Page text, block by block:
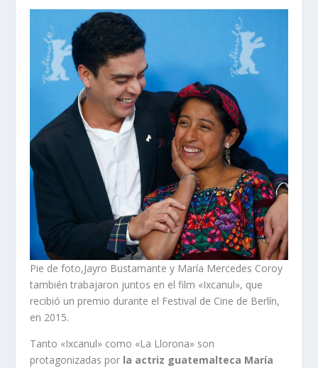
Pie de foto,Jayro Bustamante y María Mercedes Coroy
también trabajaron juntos en el film «Ixcanul», que
recibió un premio durante el Festival de Cine de Berlín,
en 2015.
Tanto «Ixcanul» como «La Llorona» son
protagonizadas por la actriz guatemalteca María